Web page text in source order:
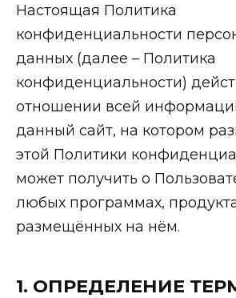
Настоящая Политика
конфиденциальности
данных (далее – Политика
конфиденциальности)
отношении всей
данный сайт, на котором
этой Политики
может получить о
любых программах,
размещённых на нём.
1. ОПРЕДЕЛЕНИЕ